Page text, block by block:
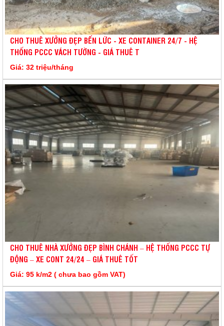
CHO THUÊ XƯỞNG ĐẸP BẾN LỨC - XE CONTAINER 24/7 - HỆ
THỐNG PCCC VÁCH TƯỜNG - GIÁ THUÊ T
Giá: 32 triệu/tháng
CHO THUÊ NHÀ XƯỞNG ĐẸP BÌNH CHÁNH – HỆ THỐNG PCCC TỰ
ĐỘNG – XE CONT 24/24 – GIÁ THUÊ TỐT
Giá: 95 k/m2 ( chưa bao gồm VAT)